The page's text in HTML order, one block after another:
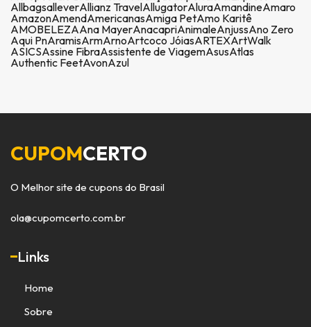
AllbagsalleverAllianz TravelAllugatorAluraAmandineAmaro
AmazonAmendAmericanasAmiga PetAmo Karitê
AMOBELEZAAna MayerAnacapriAnimaleAnjussAno Zero
Aqui PnAramisArmArnoArtcoco JóiasARTEXArtWalk
ASICSAssine FibraAssistente de ViagemAsusAtlas
Authentic FeetAvonAzul
CUPOMCERTO
O Melhor site de cupons do Brasil
ola@cupomcerto.com.br
Links
Home
Sobre